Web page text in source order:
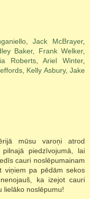
,Jack McBrayer,
Baker, Frank Welker,
Roberts,Ariel Winter,
, Kelly Asbury, Jake
mūsu varoņi atrod
piedzīvojumā, lai
cauri noslēpumainam
viņiem pa pēdām sekos
ka izejot cauri
lielāko noslēpumu!